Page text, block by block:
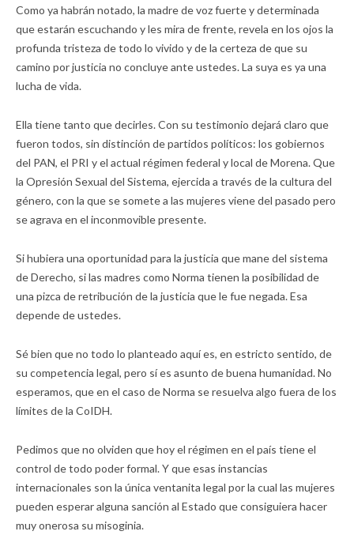
Como ya habrán notado, la madre de voz fuerte y determinada
que estarán escuchando y les mira de frente, revela en los ojos la
profunda tristeza de todo lo vivido y de la certeza de que su
camino por justicia no concluye ante ustedes. La suya es ya una
lucha de vida.
Ella tiene tanto que decirles. Con su testimonio dejará claro que
fueron todos, sin distinción de partidos políticos: los gobiernos
del PAN, el PRI y el actual régimen federal y local de Morena. Que
la Opresión Sexual del Sistema, ejercida a través de la cultura del
género, con la que se somete a las mujeres viene del pasado pero
se agrava en el inconmovible presente.
Si hubiera una oportunidad para la justicia que mane del sistema
de Derecho, si las madres como Norma tienen la posibilidad de
una pizca de retribución de la justicia que le fue negada. Esa
depende de ustedes.
Sé bien que no todo lo planteado aquí es, en estricto sentido, de
su competencia legal, pero sí es asunto de buena humanidad. No
esperamos, que en el caso de Norma se resuelva algo fuera de los
límites de la CoIDH.
Pedimos que no olviden que hoy el régimen en el país tiene el
control de todo poder formal. Y que esas instancias
internacionales son la única ventanita legal por la cual las mujeres
pueden esperar alguna sanción al Estado que consiguiera hacer
muy onerosa su misoginia.